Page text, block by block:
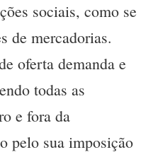
sociais, como se
de mercadorias.
oferta demanda e
todas as
e fora da
pelo sua imposição